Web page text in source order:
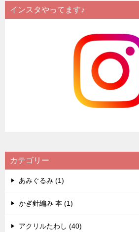
インスタやってます♪
カテゴリー
あみぐるみ (1)
かぎ針編み 本 (1)
アクリルたわし (40)